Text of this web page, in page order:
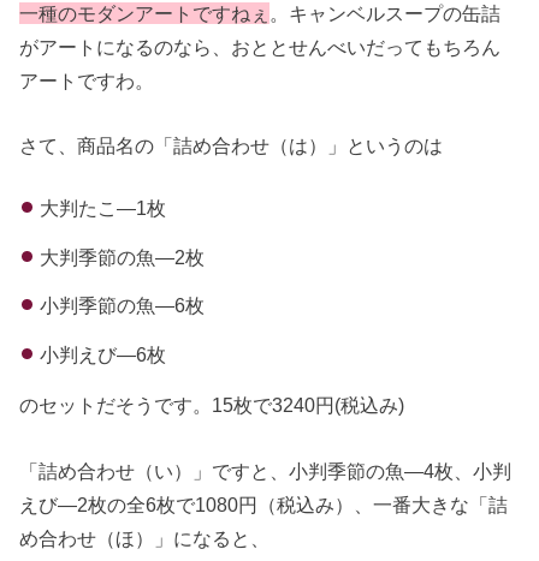
一種のモダンアートですねぇ 。キャンベルスープの缶詰
がアートになるのなら、おととせんべいだってもちろん
アートですわ。
さて、商品名の「詰め合わせ（は）」というのは
大判たこ―1枚
大判季節の魚―2枚
小判季節の魚―6枚
小判えび―6枚
のセットだそうです。15枚で3240円(税込み)
「詰め合わせ（い）」ですと、小判季節の魚―4枚、小判
えび―2枚の全6枚で1080円（税込み）、一番大きな「詰
め合わせ（ほ）」になると、